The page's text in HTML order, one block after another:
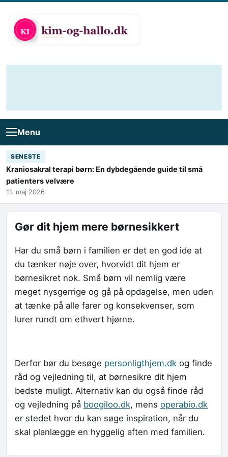
Menu
SENESTE
Kraniosakral terapi børn: En dybdegående guide til små
patienters velvære
11. maj 2026
Gør dit hjem mere børnesikkert
Har du små børn i familien er det en god ide at
du tænker nøje over, hvorvidt dit hjem er
børnesikret nok. Små børn vil nemlig være
meget nysgerrige og gå på opdagelse, men uden
at tænke på alle farer og konsekvenser, som
lurer rundt om ethvert hjørne.
Derfor bør du besøge personligthjem.dk og finde
råd og vejledning til, at børnesikre dit hjem
bedste muligt. Alternativ kan du også finde råd
og vejledning på boogiloo.dk, mens operabio.dk
er stedet hvor du kan søge inspiration, når du
skal planlægge en hyggelig aften med familien.